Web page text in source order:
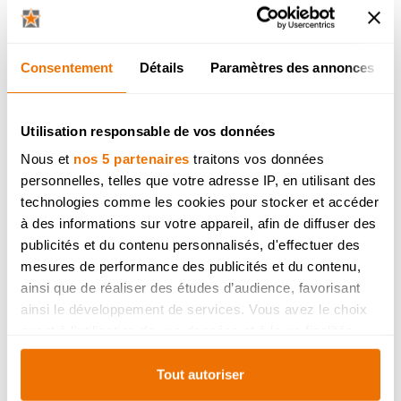
Consentement Détails Paramètres des annonces
Utilisation responsable de vos données
Nous et nos 5 partenaires traitons vos données
personnelles, telles que votre adresse IP, en utilisant des
technologies comme les cookies pour stocker et accéder
à des informations sur votre appareil, afin de diffuser des
publicités et du contenu personnalisés, d'effectuer des
mesures de performance des publicités et du contenu,
ainsi que de réaliser des études d’audience, favorisant
ainsi le développement de services. Vous avez le choix
Vous pouvez modifier ou retirer votre consentement à
tout moment en consultant la Déclaration relative aux
cookies ou en cliquant sur l'icône de confidentialité.
Tout autoriser
panneaux de portes
Après avoir apposé une couche de primer,
puis de peinture ordinaire, vient
aux années. Mais ce n'est pas tout : la phase
de ponçage et de polissage est cruciale, car
plus elle est menée avec soin, plus beau en
sera le résultat.
Retourner
Promotion